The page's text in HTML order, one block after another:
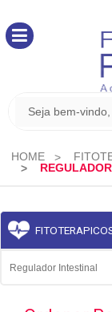
HOME
Regulador Intestinal